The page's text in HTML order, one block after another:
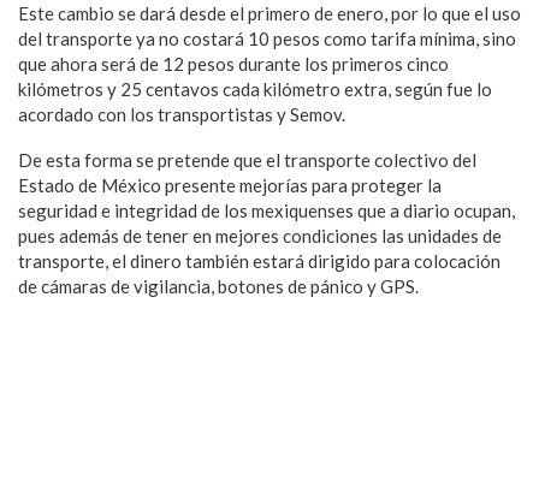
Este cambio se dará desde el primero de enero, por lo que el uso
del transporte ya no costará 10 pesos como tarifa mínima, sino
que ahora será de 12 pesos durante los primeros cinco
kilómetros y 25 centavos cada kilómetro extra, según fue lo
acordado con los transportistas y Semov.
De esta forma se pretende que el transporte colectivo del
Estado de México presente mejorías para proteger la
seguridad e integridad de los mexiquenses que a diario ocupan,
pues además de tener en mejores condiciones las unidades de
transporte, el dinero también estará dirigido para colocación
de cámaras de vigilancia, botones de pánico y GPS.